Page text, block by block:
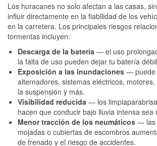
Los huracanes no solo afectan a las casas,
influir directamente en la fiabilidad de los
en la carretera. Los principales riesgos
tormentas incluyen:
Descarga de la batería — el uso
la falta de uso pueden dejar tu batería
Exposición a las inundaciones — puede
alternadores, sistemas eléctricos,
la suspensión y más.
Visibilidad reducida — los
hacen que conducir bajo lluvia intensa sea
Menor tracción de los neumáticos — las
mojadas o cubiertas de escombros
de frenado y el riesgo de accidentes.